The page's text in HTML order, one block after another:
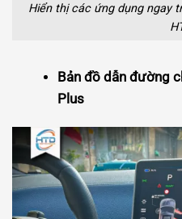
Hiển thị các ứng dụng ngay
Bản đồ dẫn đường
Plus